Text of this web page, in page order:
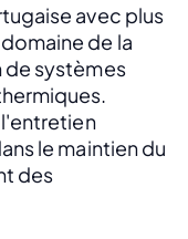
avec plus
de la
de systèmes
le maintien du
des